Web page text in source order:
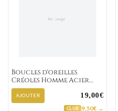
Boucles d'oreilles
Créoles Homme Acier
blanc,noir Ø 13mm
AJOUTER 19,00€
CLUB 9,50€ →